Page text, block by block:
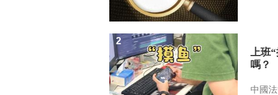
上班
嗎？
中國
2